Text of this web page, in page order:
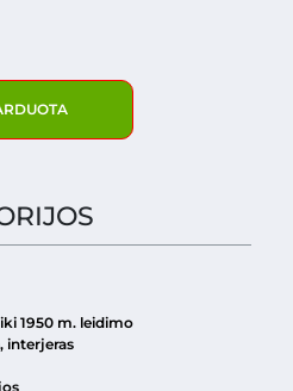
1950 m. leidimo
interjeras